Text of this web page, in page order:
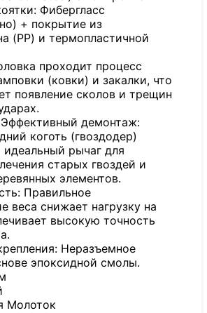
Фибергласс
+ покрытие из
(PP) и термопластичной
проходит процесс
(ковки) и закалки, что
появление сколов и трещин
демонтаж:
коготь (гвоздодер)
идеальный рычаг для
старых гвоздей и
элементов.
Правильное
веса снижает нагрузку на
высокую точность
Неразъемное
эпоксидной смолы.
Молоток